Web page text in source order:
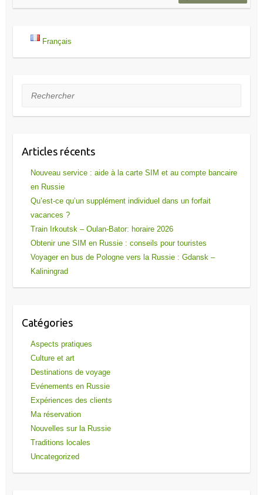
Français
Rechercher
Articles récents
Nouveau service : aide à la carte SIM et au compte bancaire
en Russie
Qu’est-ce qu’un supplément individuel dans un forfait
vacances ?
Train Irkoutsk – Oulan-Bator: horaire 2026
Obtenir une SIM en Russie : conseils pour touristes
Voyager en bus de Pologne vers la Russie : Gdansk –
Kaliningrad
Catégories
Aspects pratiques
Culture et art
Destinations de voyage
Evénements en Russie
Expériences des clients
Ma réservation
Nouvelles sur la Russie
Traditions locales
Uncategorized